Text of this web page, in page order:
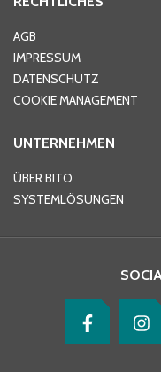
Ort*
Telefon
AGB
IMPRESSUM
DATENSCHUTZ
COOKIE MANAGEMENT
UNTERNEHMEN
ÜBER BITO
SYSTEMLÖSUNGEN